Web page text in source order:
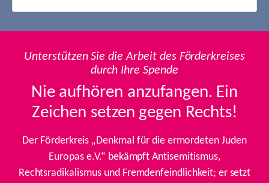
Unterstützen Sie die Arbeit des Förderkreises
durch Ihre Spende
Nie aufhören anzufangen. Ein
Zeichen setzen gegen Rechts!
Der Förderkreis „Denkmal für die ermordeten Juden
Europas e.V.“ bekämpft Antisemitismus,
Rechtsradikalismus und Fremdenfeindlichkeit; er setzt